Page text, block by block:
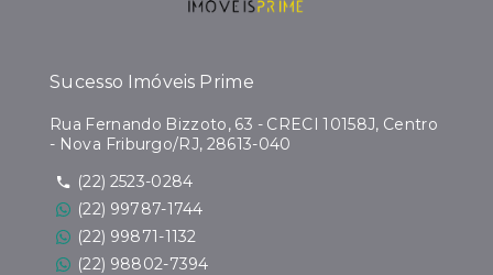
Sucesso Imóveis Prime
Rua Fernando Bizzoto, 63 - CRECI 10158J, Centro
- Nova Friburgo/RJ, 28613-040
(22) 2523-0284
(22) 99787-1744
(22) 99871-1132
(22) 98802-7394